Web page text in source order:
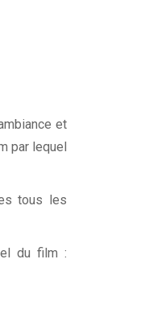
et
par lequel
tous les
du film :